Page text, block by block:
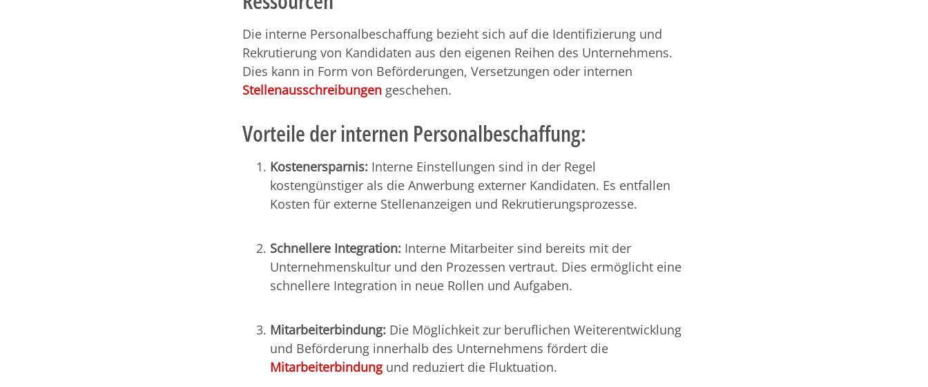
Die interne Personalbeschaffung bezieht sich auf die Identifizierung und
Rekrutierung von Kandidaten aus den eigenen Reihen des Unternehmens.
Dies kann in Form von Beförderungen, Versetzungen oder internen
Stellenausschreibungen geschehen.
Vorteile der internen Personalbeschaffung:
Kostenersparnis: Interne Einstellungen sind in der Regel
kostengünstiger als die Anwerbung externer Kandidaten. Es entfallen
Kosten für externe Stellenanzeigen und Rekrutierungsprozesse.
Schnellere Integration: Interne Mitarbeiter sind bereits mit der
Unternehmenskultur und den Prozessen vertraut. Dies ermöglicht eine
schnellere Integration in neue Rollen und Aufgaben.
Mitarbeiterbindung: Die Möglichkeit zur beruflichen Weiterentwicklung
und Beförderung innerhalb des Unternehmens fördert die
Mitarbeiterbindungund reduziert die Fluktuation.